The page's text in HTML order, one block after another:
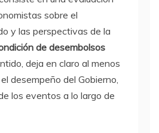
sobre el
y las perspectivas de la
de desembolsos
deja en claro al menos
desempeño del Gobierno,
los eventos a lo largo de